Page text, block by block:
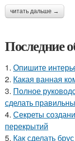
читать дальше →
Последние
1. Опишите
2. Какая ванная
3. Полное
сделать
4. Секреты
перекрытий
5. Как сделать